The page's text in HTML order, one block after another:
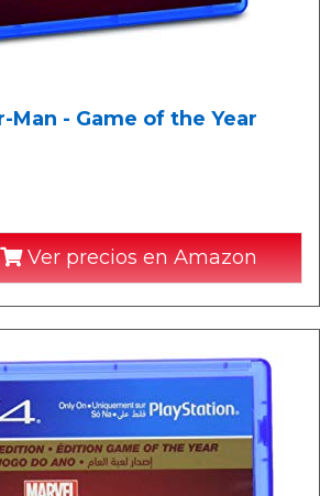
Man - Game of the Year
Ver precios en Amazon